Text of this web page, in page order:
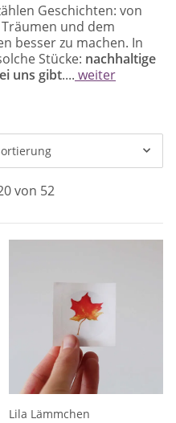
Geschichten: von
und dem
besser zu machen. In
Stücke: nachhaltige
uns gibt.... weiter
von 52
Lila Lämmchen